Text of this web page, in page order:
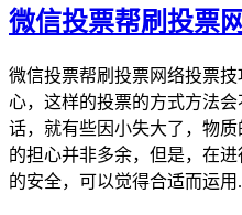
微信投票帮刷投票
微信投票帮刷投票网络投票
心，这样的投票的方式方法
话，就有些因小失大了，物
的担心并非多余，但是，在
的安全，可以觉得合适而运用